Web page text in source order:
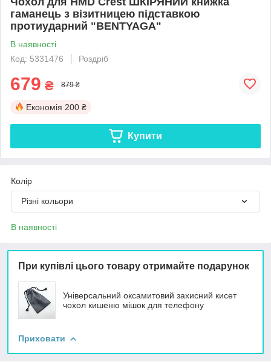
гаманець з візитницею підставкою
протиударний "BENTYAGA"
В наявності
Код: 5331476
Роздріб
679 ₴ 879 ₴
Економія 200 ₴
Купити
Колір
Різні кольори
В наявності
При купівлі цього товару отримайте подарунок
Універсальний оксамитовий захисний кисет
чохол кишеню мішок для телефону
Приховати